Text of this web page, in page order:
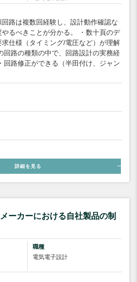
路は複数回経験し、設計動作確認な
るべきことが分かる。 ・数十頁のデ
仕様（タイミング/電圧など）が理解
回路の種類の中で、回路設計の実務経
回路修正ができる（半田付け、ジャン
詳細を見る
ーカーにおける自社製品の制
職種
電気電子設計